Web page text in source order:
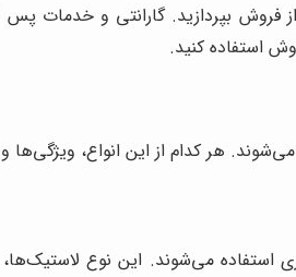
بپردازید. گارانتی و خدمات پس
استفاده کنید.
هر کدام از این انواع، ویژگی‌ها
استفاده می‌شوند. این نوع